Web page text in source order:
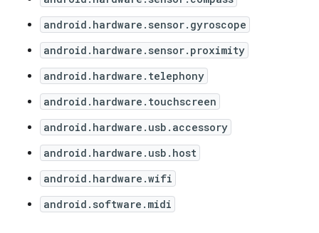
android.hardware.sensor.gyroscope
android.hardware.sensor.proximity
android.hardware.telephony
android.hardware.touchscreen
android.hardware.usb.accessory
android.hardware.usb.host
android.hardware.wifi
android.software.midi